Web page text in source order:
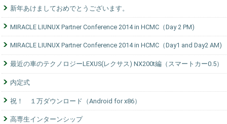
新年あけましておめでとうございます。
MIRACLE LIUNUX Partner Conference 2014 in HCMC（Day 2 PM)
MIRACLE LIUNUX Partner Conference 2014 in HCMC（Day1 and Day2 AM)
最近の車のテクノロジーLEXUS(レクサス) NX200t編（スマートカー0.5）
内定式
祝！ １万ダウンロード（Android for x86）
高専生インターンシップ